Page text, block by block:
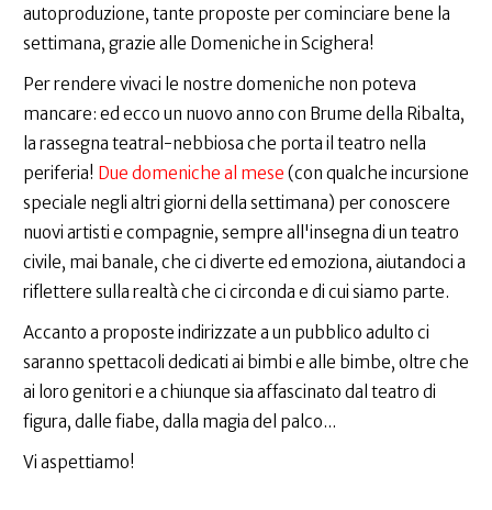
autoproduzione, tante proposte per cominciare bene la
settimana, grazie alle Domeniche in Scighera!
Per rendere vivaci le nostre domeniche non poteva
mancare: ed ecco un nuovo anno con Brume della Ribalta,
la rassegna teatral-nebbiosa che porta il teatro nella
periferia! Due domeniche al mese (con qualche incursione
speciale negli altri giorni della settimana) per conoscere
nuovi artisti e compagnie, sempre all'insegna di un teatro
civile, mai banale, che ci diverte ed emoziona, aiutandoci a
riflettere sulla realtà che ci circonda e di cui siamo parte.
Accanto a proposte indirizzate a un pubblico adulto ci
saranno spettacoli dedicati ai bimbi e alle bimbe, oltre che
ai loro genitori e a chiunque sia affascinato dal teatro di
figura, dalle fiabe, dalla magia del palco...
Vi aspettiamo!